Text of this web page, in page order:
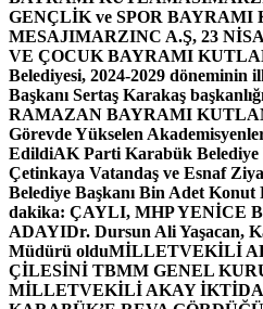
GENÇLİK ve SPOR BAYRAMI
MESAJIMARZINC A.Ş, 23
VE ÇOCUK BAYRAMI
Belediyesi, 2024-2029 döneminin
Başkanı Sertaş Karakaş
RAMAZAN BAYRAMI
Görevde Yükselen
EdildiAK Parti Karabük Belediye
Çetinkaya Vatandaş ve Esnaf
Belediye Başkanı Bin Adet Konut
dakika: ÇAYLI, MHP YENİCE
ADAYIDr. Dursun Ali Yaşacan,
Müdürü olduMİLLETVEKİLİ
ÇİLESİNİ TBMM GENEL
MİLLETVEKİLİ AKAY